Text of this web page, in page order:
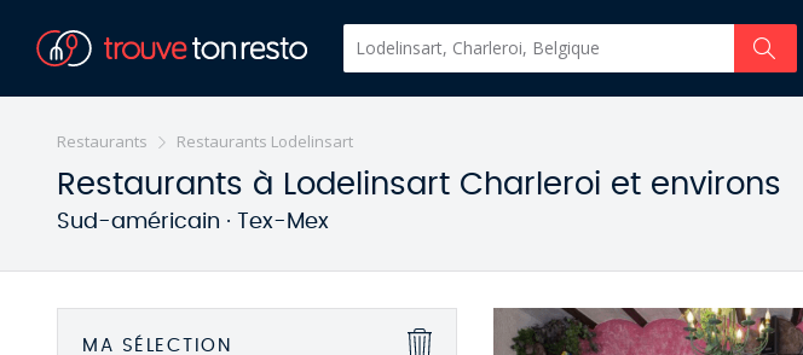
Restaurants Restaurants Lodelinsart
Restaurants à Lodelinsart Charleroi et environs
Sud-américain · Tex-Mex
MA SÉLECTION